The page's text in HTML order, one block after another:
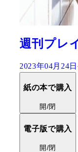
週刊プレ
2023年04月24
紙の本で購入
開/閉
電子版で購入
開/閉